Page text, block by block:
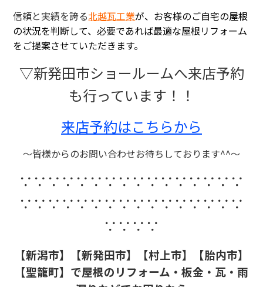
信頼と実績を誇る北越瓦工業が、お客様のご自宅の屋根
の状況を判断して、必要であれば最適な屋根リフォーム
をご提案させていただきます。
▽新発田市ショールームへ来店予約
も行っています！！
来店予約はこちらから
～皆様からのお問い合わせお待ちしております^^～
∵∵∵∵∵∵∵∵∵∵∵∵∵∵∵∵
∵∵∵∵∵∵∵∵∵∵∵∵∵∵∵∵
∵∵∵∵
【新潟市】【新発田市】【村上市】【胎内市】
【聖籠町】で屋根のリフォーム・板金・瓦・雨